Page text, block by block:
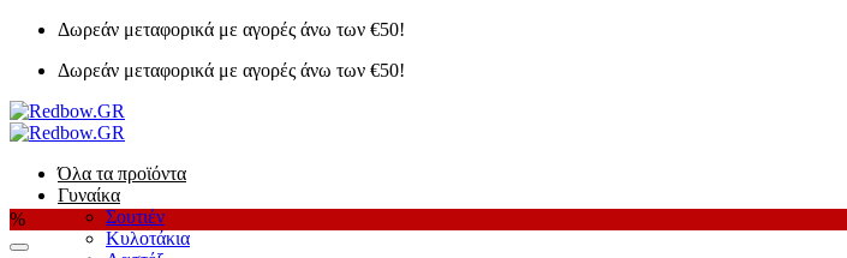
Μετάβαση
περιεχόμενο
Δωρεάν μεταφορικά με αγορές άνω των €50!
Δωρεάν μεταφορικά με αγορές άνω των €50!
Όλα τα προϊόντα
Γυναίκα
Σουτιέν
Κυλοτάκια
%